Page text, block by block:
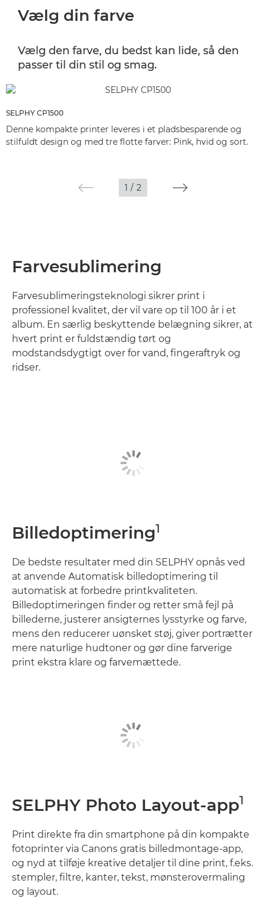
Vælg din farve
Vælg den farve, du bedst kan lide, så den
passer til din stil og smag.
SELPHY CP1500
Denne kompakte printer leveres i et pladsbesparende og
stilfuldt design og med tre flotte farver: Pink, hvid og sort.
1 / 2
Farvesublimering
Farvesublimeringsteknologi sikrer print i
professionel kvalitet, der vil vare op til 100 år i et
album. En særlig beskyttende belægning sikrer, at
hvert print er fuldstændig tørt og
modstandsdygtigt over for vand, fingeraftryk og
ridser.
Billedoptimering1
De bedste resultater med din SELPHY opnås ved
at anvende Automatisk billedoptimering til
automatisk at forbedre printkvaliteten.
Billedoptimeringen finder og retter små fejl på
billederne, justerer ansigternes lysstyrke og farve,
mens den reducerer uønsket støj, giver portrætter
mere naturlige hudtoner og gør dine farverige
print ekstra klare og farvemættede.
SELPHY Photo Layout-app1
Print direkte fra din smartphone på din kompakte
fotoprinter via Canons gratis billedmontage-app,
og nyd at tilføje kreative detaljer til dine print, f.eks.
stempler, filtre, kanter, tekst, mønsterovermaling
og layout.